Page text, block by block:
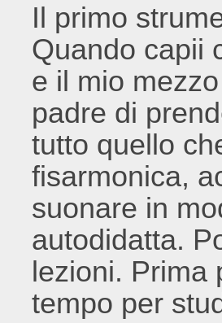
Il primo
Quando capii
e il mio
padre di
tutto quello
fisarmonica,
suonare in
autodidatta.
lezioni. Prima
tempo per